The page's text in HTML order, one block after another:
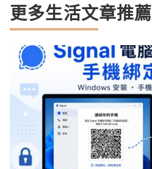
更多生活文章推薦